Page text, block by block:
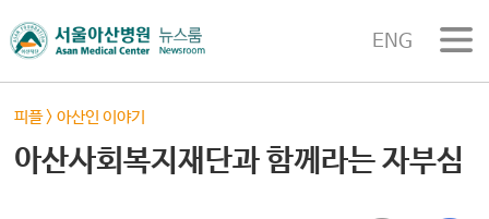
ENG
피플>아산인 이야기
아산사회복지재단과 함께라는 자부심